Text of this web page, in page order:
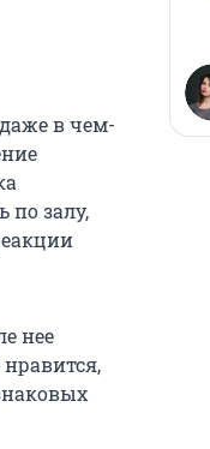
в чем-
по залу,
нее